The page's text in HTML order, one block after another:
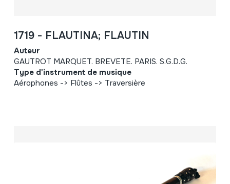
1719 - FLAUTINA; FLAUTIN
Auteur
GAUTROT MARQUET. BREVETE. PARIS. S.G.D.G.
Type d'instrument de musique
Aérophones -> Flûtes -> Traversière